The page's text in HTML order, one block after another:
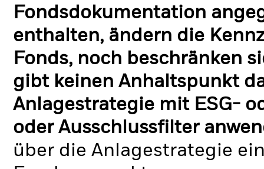
Fondsdokumentation
enthalten, ändern die
Fonds, noch beschränken
gibt keinen Anhaltspunkt
Anlagestrategie mit ESG-
oder Ausschlussfilter
über die Anlagestrategie